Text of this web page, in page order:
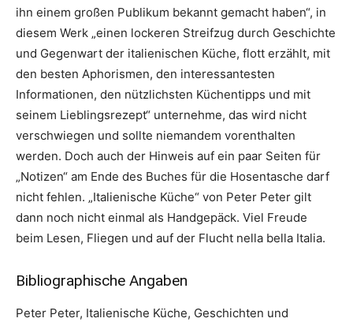
ihn einem großen Publikum bekannt gemacht haben“, in
diesem Werk „einen lockeren Streifzug durch Geschichte
und Gegenwart der italienischen Küche, flott erzählt, mit
den besten Aphorismen, den interessantesten
Informationen, den nützlichsten Küchentipps und mit
seinem Lieblingsrezept“ unternehme, das wird nicht
verschwiegen und sollte niemandem vorenthalten
werden. Doch auch der Hinweis auf ein paar Seiten für
„Notizen“ am Ende des Buches für die Hosentasche darf
nicht fehlen. „Italienische Küche“ von Peter Peter gilt
dann noch nicht einmal als Handgepäck. Viel Freude
beim Lesen, Fliegen und auf der Flucht nella bella Italia.
Bibliographische Angaben
Peter Peter, Italienische Küche, Geschichten und